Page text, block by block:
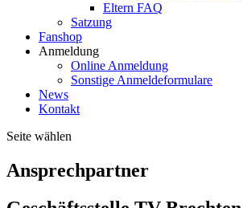
Eltern FAQ
Satzung
Fanshop
Anmeldung
Online Anmeldung
Sonstige Anmeldeformulare
News
Kontakt
Seite wählen
Ansprechpartner